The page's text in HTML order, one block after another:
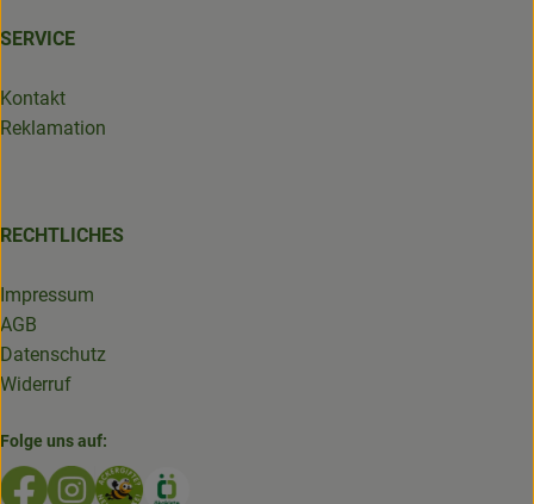
SERVICE
Kontakt
Reklamation
RECHTLICHES
Impressum
AGB
Datenschutz
Widerruf
Folge uns auf:
Externer Link zu https://www.facebook.com/
Externer Link zu https://www.instagram.com/
Externer Link zu https://www.bioladen-